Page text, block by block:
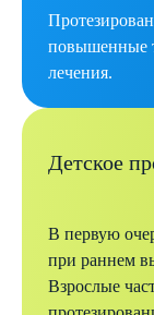
повышенные
лечения.
Детское
В первую
при раннем
Взрослые